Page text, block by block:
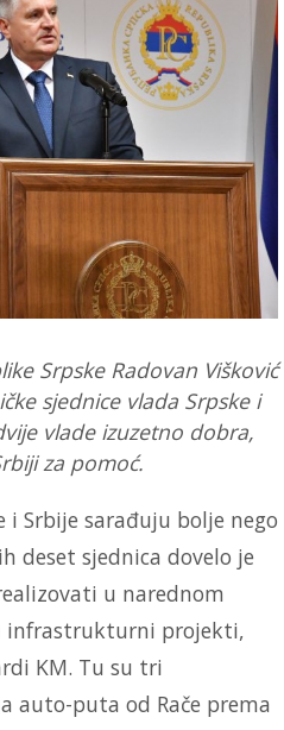
Srpske Radovan Višković
sjednice vlada Srpske i
vlade izuzetno dobra,
za pomoć.
i Srbije sarađuju bolje nego
deset sjednica dovelo je
u narednom
infrastrukturni projekti,
KM. Tu su tri
auto-puta od Rače prema